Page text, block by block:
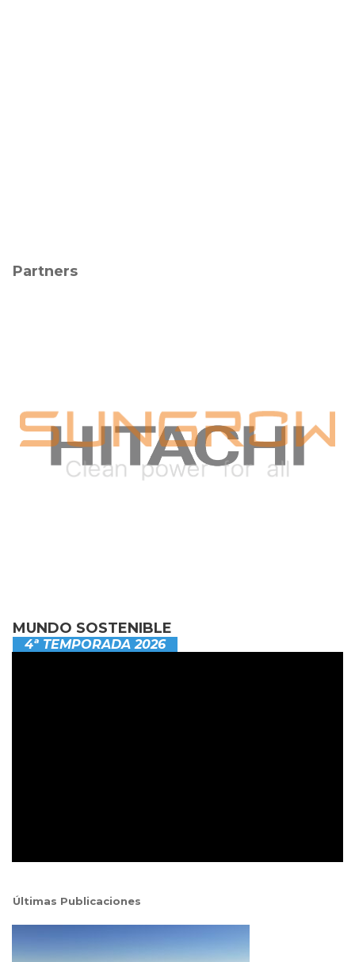
Partners
MUNDO SOSTENIBLE
4ª TEMPORADA 2026
Últimas Publicaciones